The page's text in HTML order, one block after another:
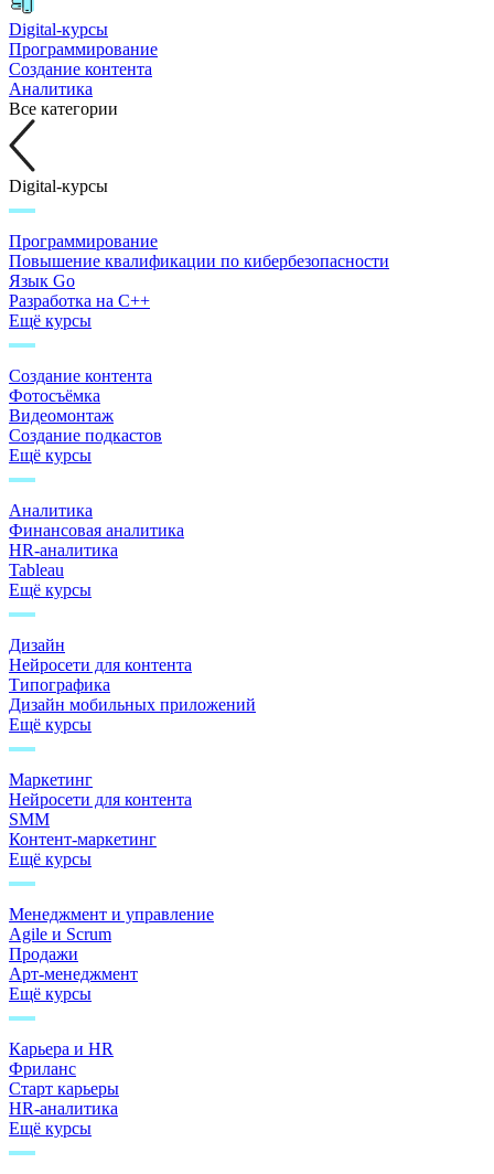
Digital-курсы
Программирование
Создание контента
Аналитика
Все категории
Digital-курсы
Программирование
Повышение квалификации по кибербезопасности
Язык Go
Разработка на C++
Ещё курсы
Создание контента
Фотосъёмка
Видеомонтаж
Создание подкастов
Ещё курсы
Аналитика
Финансовая аналитика
HR-аналитика
Tableau
Ещё курсы
Дизайн
Нейросети для контента
Типографика
Дизайн мобильных приложений
Ещё курсы
Маркетинг
Нейросети для контента
SMM
Контент-маркетинг
Ещё курсы
Менеджмент и управление
Agile и Scrum
Продажи
Арт-менеджмент
Ещё курсы
Карьера и HR
Фриланс
Старт карьеры
HR-аналитика
Ещё курсы